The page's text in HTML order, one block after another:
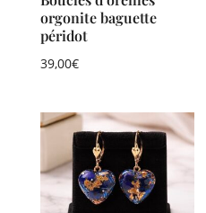
orgonite baguette
péridot
39,00€